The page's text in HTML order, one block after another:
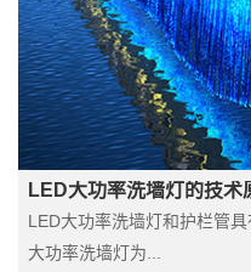
LED大功率洗墙灯的技术
LED大功率洗墙灯和护栏管
大功率洗墙灯为...